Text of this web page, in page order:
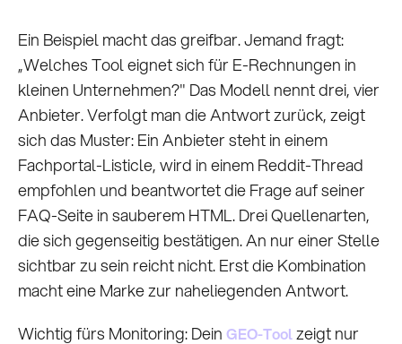
Ein Beispiel macht das greifbar. Jemand fragt:
„Welches Tool eignet sich für E-Rechnungen in
kleinen Unternehmen?" Das Modell nennt drei, vier
Anbieter. Verfolgt man die Antwort zurück, zeigt
sich das Muster: Ein Anbieter steht in einem
Fachportal-Listicle, wird in einem Reddit-Thread
empfohlen und beantwortet die Frage auf seiner
FAQ-Seite in sauberem HTML. Drei Quellenarten,
die sich gegenseitig bestätigen. An nur einer Stelle
sichtbar zu sein reicht nicht. Erst die Kombination
macht eine Marke zur naheliegenden Antwort.
Wichtig fürs Monitoring: Dein GEO-Toolzeigt nur